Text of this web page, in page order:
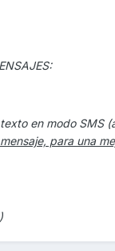
en modo SMS
para una